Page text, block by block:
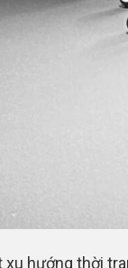
xu hướng thời